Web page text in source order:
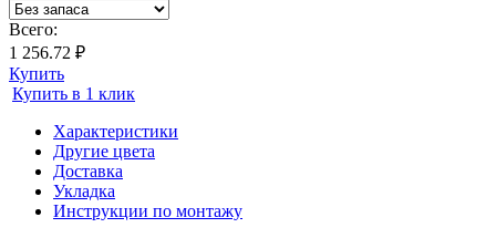
Всего:
1 256.72 ₽
Купить
Купить в 1 клик
Характеристики
Другие цвета
Доставка
Укладка
Инструкции по монтажу